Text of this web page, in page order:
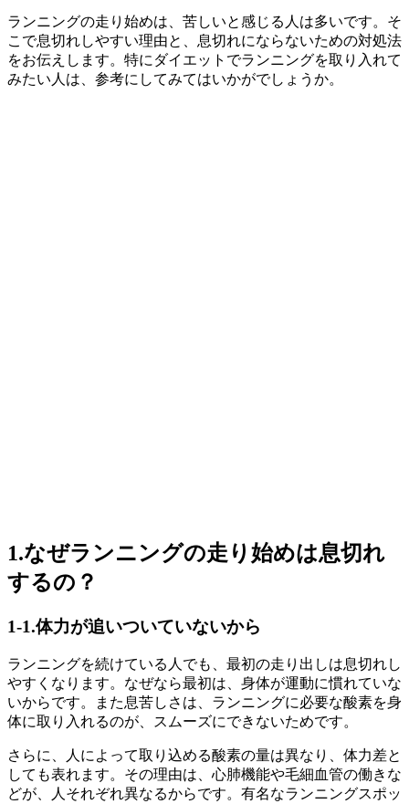
ランニングの走り始めは、苦しいと感じる人は多いです。そ
こで息切れしやすい理由と、息切れにならないための対処法
をお伝えします。特にダイエットでランニングを取り入れて
みたい人は、参考にしてみてはいかがでしょうか。
1.なぜランニングの走り始めは息切れ
するの？
1-1.体力が追いついていないから
ランニングを続けている人でも、最初の走り出しは息切れし
やすくなります。なぜなら最初は、身体が運動に慣れていな
いからです。また息苦しさは、ランニングに必要な酸素を身
体に取り入れるのが、スムーズにできないためです。
さらに、人によって取り込める酸素の量は異なり、体力差と
しても表れます。その理由は、心肺機能や毛細血管の働きな
どが、人それぞれ異なるからです。有名なランニングスポッ